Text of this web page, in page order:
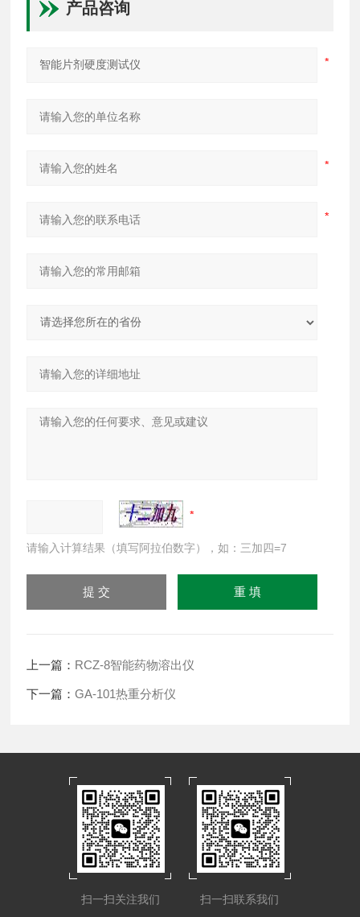
产品咨询
请输入计算结果（填写阿拉伯数字），如：三加四=7
上一篇： RCZ-8智能药物溶出仪
下一篇：GA-101热重分析仪
扫一扫关注我们 扫一扫联系我们